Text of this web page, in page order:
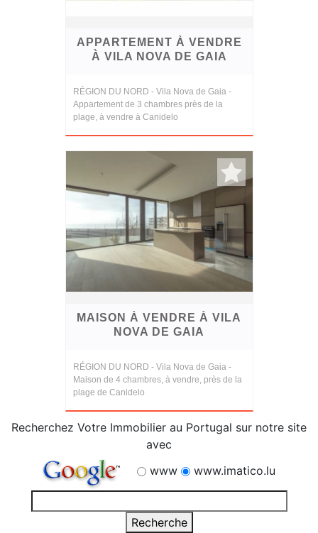
APPARTEMENT À VENDRE
À VILA NOVA DE GAIA
RÉGION DU NORD - Vila Nova de Gaia -
Appartement de 3 chambres près de la
plage, à vendre à Canidelo
MAISON À VENDRE À VILA
NOVA DE GAIA
RÉGION DU NORD - Vila Nova de Gaia -
Maison de 4 chambres, à vendre, près de la
plage de Canidelo
Recherchez Votre Immobilier au Portugal sur notre site
avec
www
www.imatico.lu